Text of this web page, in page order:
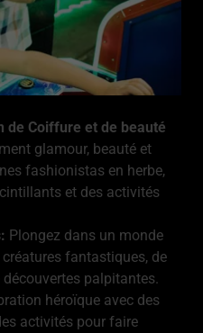
de Coiffure et de beauté
glamour, beauté et
fashionistas en herbe,
et des activités
Plongez dans un monde
fantastiques, de
palpitantes.
héroïque avec des
activités pour faire